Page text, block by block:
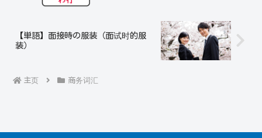
【単語】面接時の服装（面试时的服
装）
主页 商务词汇